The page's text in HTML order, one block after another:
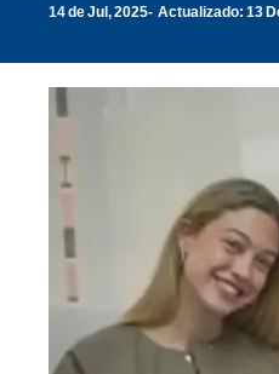
14 de Jul, 2025 Actualizado: 13